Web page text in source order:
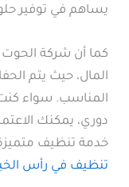
يساهم في توفير
كما أن شركة الحوت
المال، حيث يتم
المناسب. سواء
دوري، يمكنك
خدمة تنظيف
تنظيف في رأس